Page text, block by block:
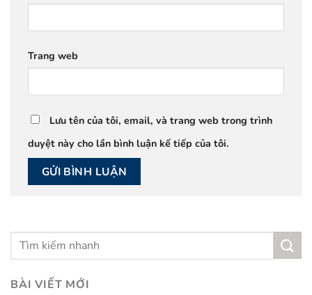
Trang web
Lưu tên của tôi, email, và trang web trong trình
duyệt này cho lần bình luận kế tiếp của tôi.
BÀI VIẾT MỚI